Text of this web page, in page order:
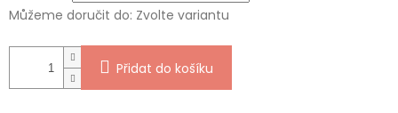
Můžeme doručit do: Zvolte variantu
Přidat do košíku